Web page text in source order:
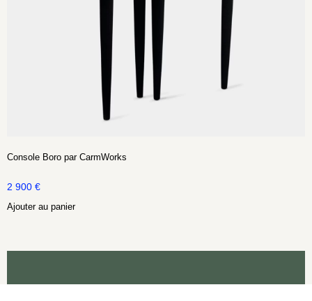
Console Boro par CarmWorks
2 900 €
Ajouter au panier